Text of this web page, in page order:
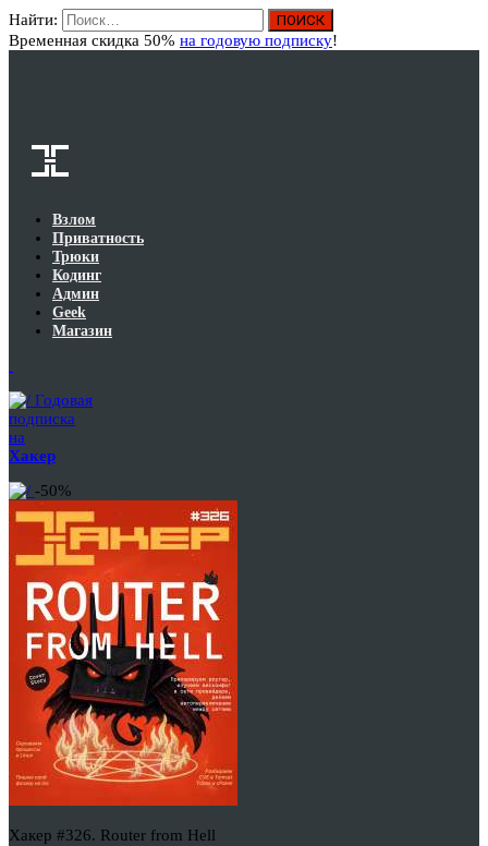
Найти:
Временная скидка 50% на годовую подписку!
Взлом
Приватность
Трюки
Кодинг
Админ
Geek
Магазин
Годовая
подписка
на
Хакер
-50%
Хакер #326. Router from Hell